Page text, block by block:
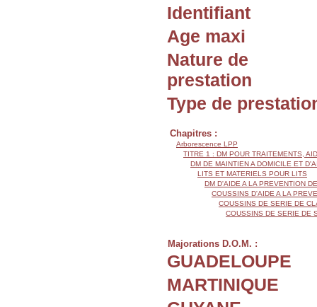
Identifiant
Age maxi
Nature de
prestation
Type de
Chapitres :
Arborescence LPP
TITRE 1 : DM POUR TRAITEMENTS,
DM DE MAINTIEN A DOMICILE ET
LITS ET MATERIELS POUR LITS
DM D'AIDE A LA PREVENTION
COUSSINS D'AIDE A LA
COUSSINS DE SERIE DE
COUSSINS DE SERIE DE
Majorations D.O.M. :
GUADELOUPE
MARTINIQUE